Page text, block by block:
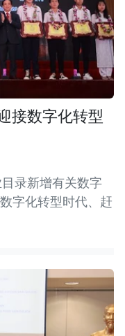
接数字化转型
录新增有关数字
字化转型时代、赶